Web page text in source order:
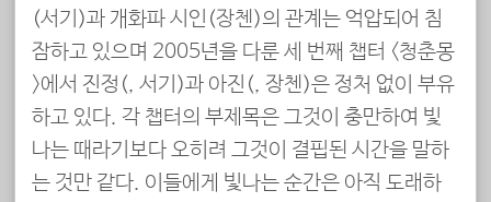
(서기)과 개화파 시인(장첸)의 관계는 억압되어 침
잠하고 있으며 2005년을 다룬 세 번째 챕터 <청춘몽
>에서 진정(陳靖, 서기)과 아진(阿震, 장첸)은 정처 없이 부유
하고 있다. 각 챕터의 부제목은 그것이 충만하여 빛
나는 때라기보다 오히려 그것이 결핍된 시간을 말하
는 것만 같다. 이들에게 빛나는 순간은 아직 도래하